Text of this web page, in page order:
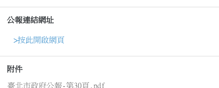
公報連結網址
>按此開啟網頁
附件
臺北市政府公報-第30頁.pdf